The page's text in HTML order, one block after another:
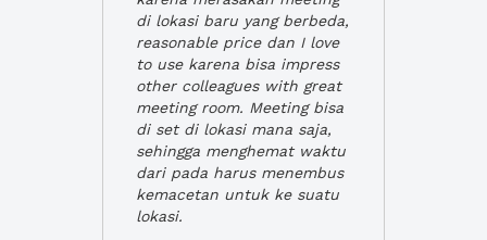
di lokasi baru yang berbeda,
reasonable price dan I love
to use karena bisa impress
other colleagues with great
meeting room. Meeting bisa
di set di lokasi mana saja,
sehingga menghemat waktu
dari pada harus menembus
kemacetan untuk ke suatu
lokasi.